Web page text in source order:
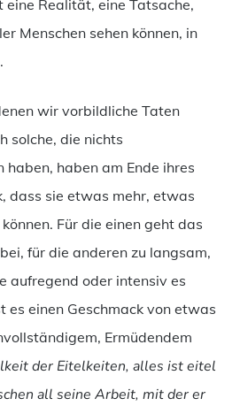
eine Realität, eine Tatsache,
Menschen sehen können, in
wir vorbildliche Taten
solche, die nichts
haben am Ende ihres
dass sie etwas mehr, etwas
Für die einen geht das
für die anderen zu langsam,
aufregend oder intensiv es
es einen Geschmack von etwas
Ermüdendem
der Eitelkeiten, alles ist eitel
all seine Arbeit, mit der er